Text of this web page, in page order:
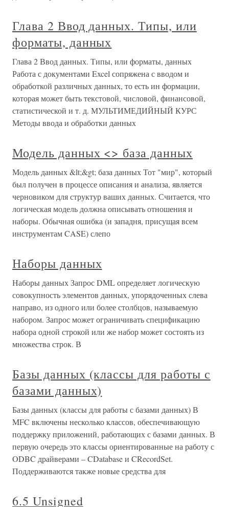
Глава 2 Ввод данных. Типы, или
форматы, данных
Глава 2 Ввод данных. Типы, или форматы, данных
Работа с документами Excel сопряжена с вводом и
обработкой различных данных, то есть ин формации,
которая может быть текстовой, числовой, финансовой,
статистической и т. д. МУЛЬТИМЕДИЙНЫЙ КУРС
Методы ввода и обработки данных
Модель данных <> база данных
Модель данных &lt;&gt; база данных Тот "мир", который
был получен в процессе описания и анализа, является
черновиком для структур ваших данных. Считается, что
логическая модель должна описывать отношения и
наборы. Обычная ошибка (и западня, присущая всем
инструментам CASE) слепо
Наборы данных
Наборы данных Запрос DML определяет логическую
совокупность элементов данных, упорядоченных слева
направо, из одного или более столбцов, называемую
набором. Запрос может ограничивать спецификацию
набора одной строкой или же набор может состоять из
множества строк. В
Базы данных (классы для работы с
базами данных)
Базы данных (классы для работы с базами данных) В
MFC включены несколько классов, обеспечивающую
поддержку приложений, работающих с базами данных. В
первую очередь это классы ориентированные на работу с
ODBC драйверами – CDatabase и CRecordSet.
Поддерживаются также новые средства для
6.5 Unsigned